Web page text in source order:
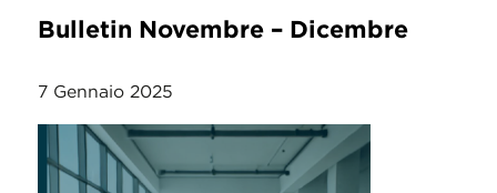
Bulletin Novembre – Dicembre
7 Gennaio 2025